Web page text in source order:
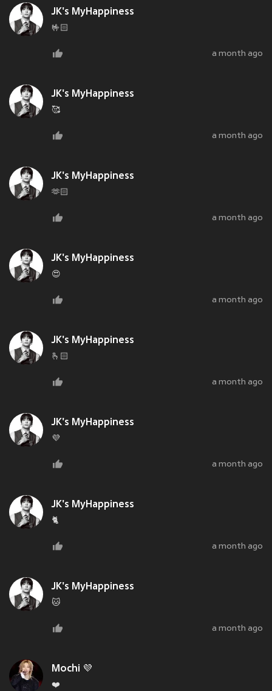
JK's MyHappiness
🤟🏻
a month ago
JK's MyHappiness
🥰
a month ago
JK's MyHappiness
🫶🏻
a month ago
JK's MyHappiness
😍
a month ago
JK's MyHappiness
🫰🏻
a month ago
JK's MyHappiness
💜
a month ago
JK's MyHappiness
🐈
a month ago
JK's MyHappiness
🐱
a month ago
Mochi 💜
❤️